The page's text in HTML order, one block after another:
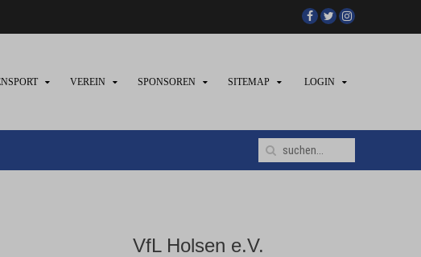
VEREIN SPONSOREN SITEMAP LOGIN
VfL Holsen e.V.